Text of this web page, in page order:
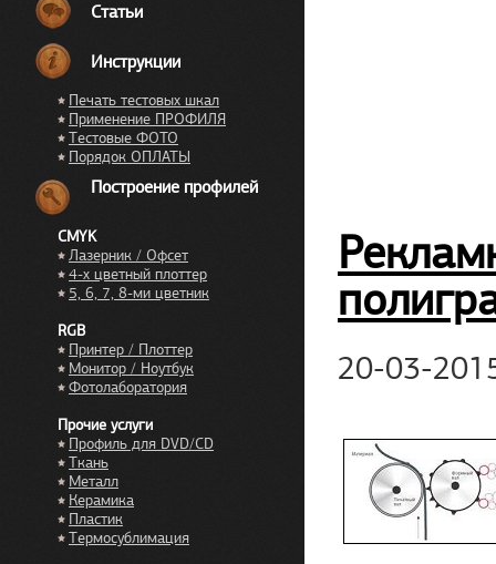
Статьи
Инструкции
Печать тестовых шкал
Применение ПРОФИЛЯ
Тестовые ФОТО
Порядок ОПЛАТЫ
Построение профилей
CMYK
Лазерник / Офсет
4-х цветный плоттер
5, 6, 7, 8-ми цветник
RGB
Принтер / Плоттер
Монитор / Ноутбук
Фотолаборатория
Прочие услуги
Профиль для DVD/CD
Ткань
Металл
Керамика
Пластик
Термосублимация
20-03-